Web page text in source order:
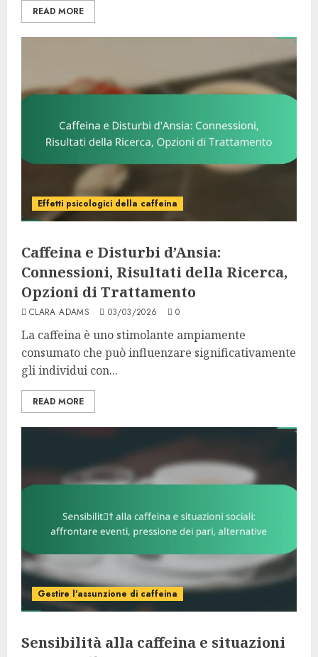
READ MORE
Effetti psicologici della caffeina
Caffeina e Disturbi d’Ansia:
Connessioni, Risultati della Ricerca,
Opzioni di Trattamento
CLARA ADAMS 03/03/2026 0
La caffeina è uno stimolante ampiamente
consumato che può influenzare significativamente
gli individui con...
READ MORE
Gestire l'assunzione di caffeina
Sensibilità alla caffeina e situazioni